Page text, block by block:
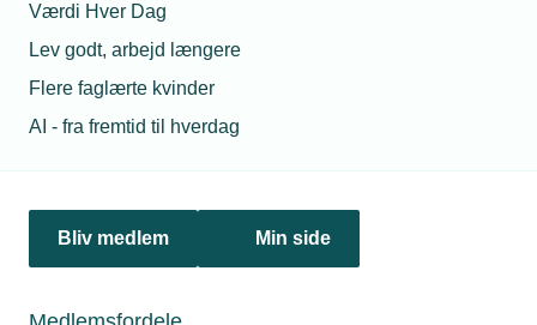
Værdi Hver Dag
Lev godt, arbejd længere
Flere faglærte kvinder
AI - fra fremtid til hverdag
Bliv medlem Min side
jura@tekniq.dk
tekniq@tekniq.dk